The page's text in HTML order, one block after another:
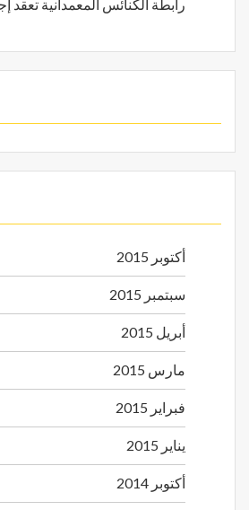
رابطة الكنائس المعمدانية تعقد
أكتوبر 2015
سبتمبر 2015
أبريل 2015
مارس 2015
فبراير 2015
يناير 2015
أكتوبر 2014